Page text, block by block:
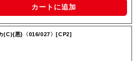
カートに追加
(C){悪}〈016/027〉[CP2]